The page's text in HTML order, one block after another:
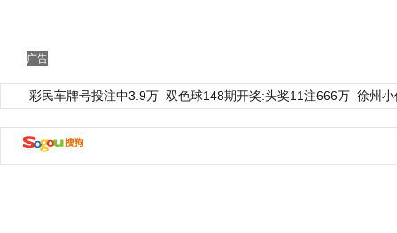
广告
彩民车牌号投注中3.9万 双色球148期开奖:头奖11注666万 徐州